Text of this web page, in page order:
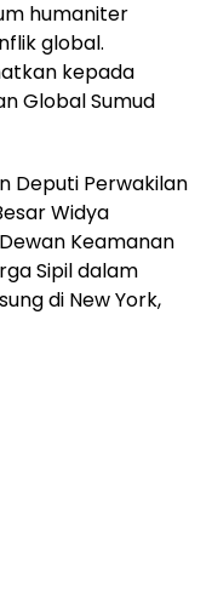
humaniter
global.
kepada
Global Sumud
Deputi Perwakilan
Widya
Keamanan
Sipil dalam
di New York,